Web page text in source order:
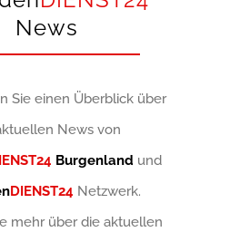
News
Sie einen Überblick über
News von
Burgenland und
DIENST24 Netzwerk.
mehr über die aktuellen